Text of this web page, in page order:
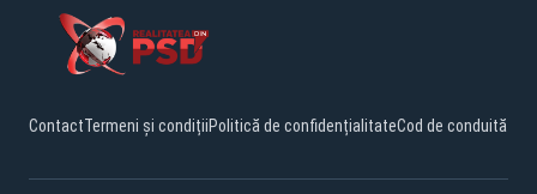
ContactTermeni și condițiiPolitică de confidențialitateCod de conduită